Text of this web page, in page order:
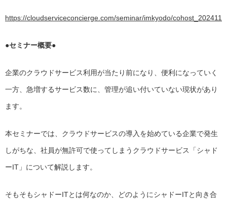
https://cloudserviceconcierge.com/seminar/imkyodo/cohost_202411
●セミナー概要●
企業のクラウドサービス利用が当たり前になり、便利になっていく
一方、急増するサービス数に、管理が追い付いていない現状があり
ます。
本セミナーでは、クラウドサービスの導入を始めている企業で発生
しがちな、社員が無許可で使ってしまうクラウドサービス「シャド
ーIT」について解説します。
そもそもシャドーITとは何なのか、どのようにシャドーITと向き合